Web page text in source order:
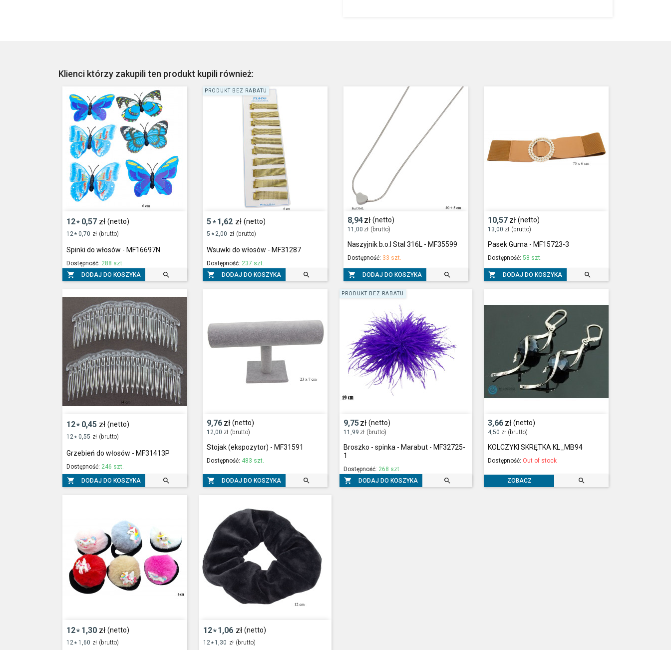
Klienci którzy zakupili ten produkt kupili również:
12* 0,57 zł (netto)
12 * 0,70 zł (brutto)
Spinki do włosów - MF16697N
Dostępność: 288 szt.
 DODAJ DO KOSZYKA 
5*1,62 zł (netto)
5 * 2,00 zł (brutto)
Wsuwki do włosów - MF31287
Dostępność: 237 szt.
 DODAJ DO KOSZYKA 
PRODUKT BEZ RABATU
8,94zł (netto)
11,00 zł (brutto)
Naszyjnik b.o.l Stal 316L - MF35599
Dostępność: 33 szt.
 DODAJ DO KOSZYKA 
10,57 zł (netto)
13,00 zł (brutto)
Pasek Guma - MF15723-3
Dostępność:58 szt.
 DODAJ DO KOSZYKA 
12* 0,45 zł (netto)
12 * 0,55 zł (brutto)
Grzebień do włosów - MF31413P
Dostępność: 246 szt.
 DODAJ DO KOSZYKA 
9,76 zł (netto)
12,00 zł (brutto)
Stojak (ekspozytor) - MF31591
Dostępność: 483 szt.
 DODAJ DO KOSZYKA 
9,75zł (netto)
11,99 zł (brutto)
Broszko - spinka - Marabut - MF32725-
1
Dostępność: 268 szt.
 DODAJ DO KOSZYKA 
PRODUKT BEZ RABATU
3,66 zł (netto)
4,50 zł (brutto)
KOLCZYKI SKRĘTKA KL_MB94
Dostępność: Out of stock
ZOBACZ 
12* 1,30 zł (netto)
12 * 1,60 zł (brutto)
12*1,06 zł (netto)
12 * 1,30 zł (brutto)